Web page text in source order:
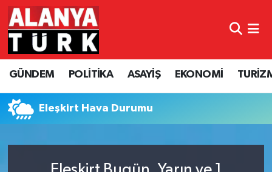
GÜNDEM POLİTİKA ASAYİŞ EKONOMİ
Eleşkirt Hava Durumu
GÜNDEM
POLİTİKA
ASAYİŞ
TURİZM
Nöbetçi Eczaneler
Hava Durumu
Namaz Vakitleri
Süper Lig Puan Durumu ve Fikstür